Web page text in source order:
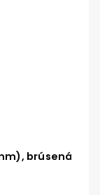
brúsená